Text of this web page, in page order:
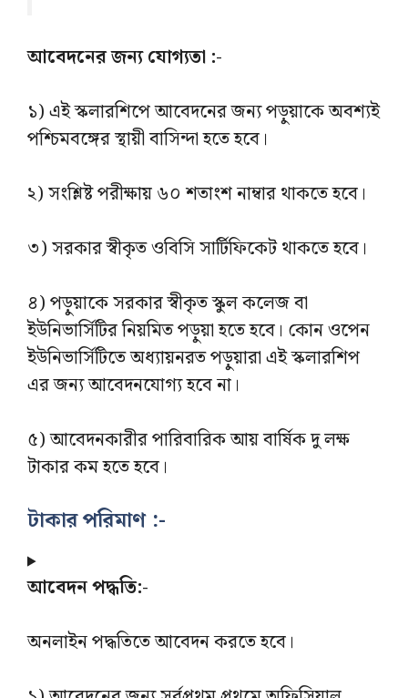
আবেদনের জন্য যোগ্যতা :-
১) এই স্কলারশিপে আবেদনের জন্য পড়ুয়াকে অবশ্যই
পশ্চিমবঙ্গের স্থায়ী বাসিন্দা হতে হবে।
২) সংশ্লিষ্ট পরীক্ষায় ৬০ শতাংশ নাম্বার থাকতে হবে।
৩) সরকার স্বীকৃত ওবিসি সার্টিফিকেট থাকতে হবে।
৪) পড়ুয়াকে সরকার স্বীকৃত স্কুল কলেজ বা
ইউনিভার্সিটির নিয়মিত পড়ুয়া হতে হবে। কোন ওপেন
ইউনিভার্সিটিতে অধ্যায়নরত পড়ুয়ারা এই স্কলারশিপ
এর জন্য আবেদনযোগ্য হবে না।
৫) আবেদনকারীর পারিবারিক আয় বার্ষিক দু লক্ষ
টাকার কম হতে হবে।
টাকার পরিমাণ :-
আবেদন পদ্ধতি:-
অনলাইন পদ্ধতিতে আবেদন করতে হবে।